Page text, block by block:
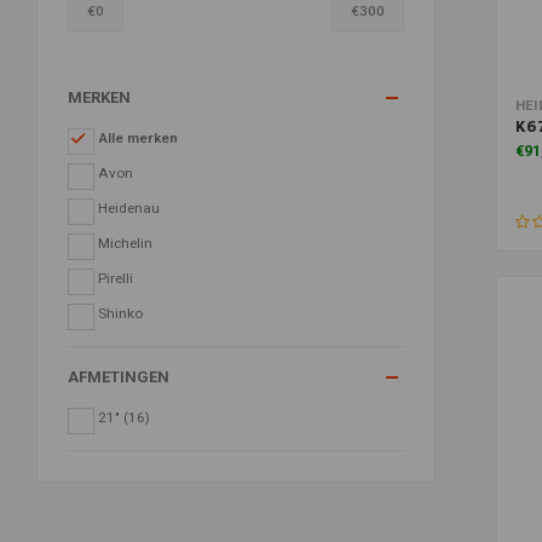
€0 €300
MERKEN
Alle merken
Avon
Heidenau
Michelin
Pirelli
Shinko
AFMETINGEN
21" (16)